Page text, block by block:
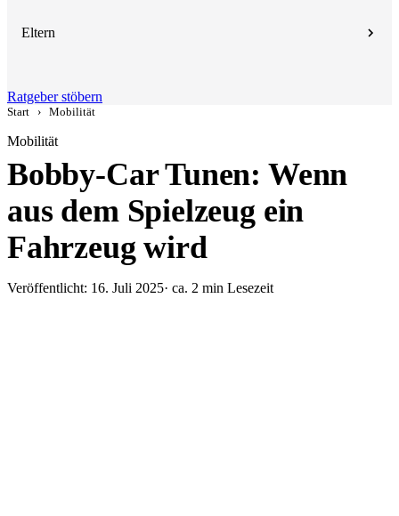
Eltern
Ratgeber stöbern
Start › Mobilität
Mobilität
Bobby-Car Tunen: Wenn
aus dem Spielzeug ein
Fahrzeug wird
Veröffentlicht: 16. Juli 2025· ca. 2 min Lesezeit